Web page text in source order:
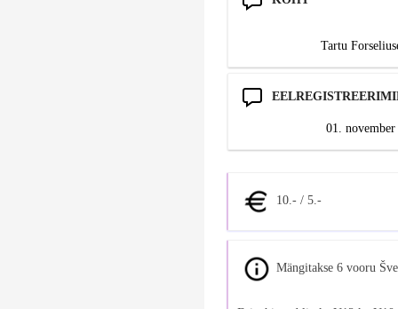
Tartu
01.
10.- / 5.-
Mängitakse 6 vooru